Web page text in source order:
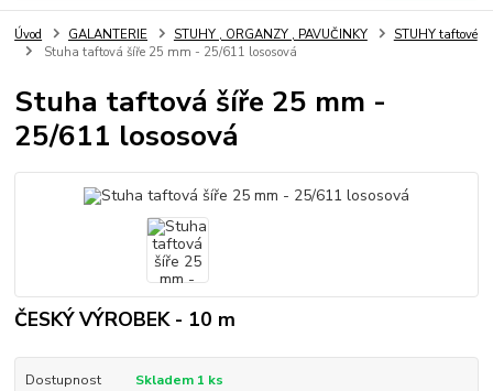
Úvod GALANTERIE STUHY , ORGANZY , PAVUČINKY
STUHY taftové
Stuha taftová šíře 25 mm - 25/611 lososová
Stuha taftová šíře 25 mm -
25/611 lososová
ČESKÝ VÝROBEK - 10 m
Dostupnost Skladem 1 ks